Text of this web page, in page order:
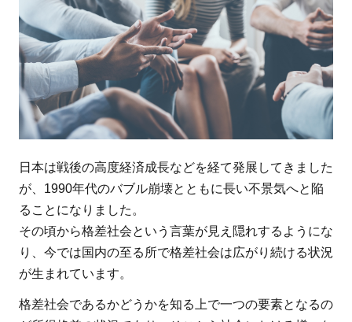
人
ひ
と
り
の
問
日本は戦後の高度経済成長などを経て発展してきました
が、1990年代のバブル崩壊とともに長い不景気へと陥
ることになりました。
その頃から格差社会という言葉が見え隠れするようにな
り、今では国内の至る所で格差社会は広がり続ける状況
が生まれています。
格差社会であるかどうかを知る上で一つの要素となるの